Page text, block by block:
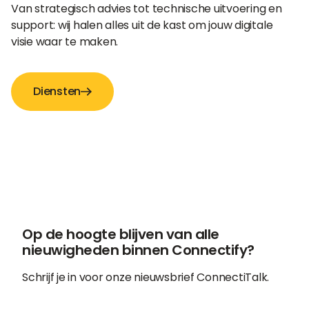
Van strategisch advies tot technische uitvoering en
support: wij halen alles uit de kast om jouw digitale
visie waar te maken.
Diensten
Op de hoogte blijven van alle
nieuwigheden binnen Connectify?
Schrijf je in voor onze nieuwsbrief ConnectiTalk.